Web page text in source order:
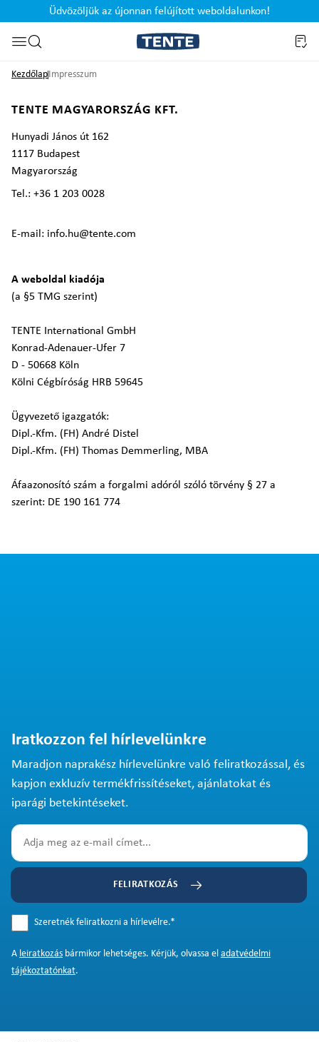
Ugrás a kereséshez
Üdvözöljük az újonnan felújított weboldalunkon!
KezdőlapImpresszum
TENTE MAGYARORSZÁG KFT.
Hunyadi János út 162
1117 Budapest
Magyarország
Tel.: +36 1 203 0028
E-mail: info.hu@tente.com
A weboldal kiadója
(a §5 TMG szerint)
TENTE International GmbH
Konrad-Adenauer-Ufer 7
D - 50668 Köln
Kölni Cégbíróság HRB 59645
Ügyvezető igazgatók:
Dipl.-Kfm. (FH) André Distel
Dipl.-Kfm. (FH) Thomas Demmerling, MBA
Áfaazonosító szám a forgalmi adóról szóló törvény § 27 a
szerint: DE 190 161 774
Iratkozzon fel hírlevelünkre
Maradjon naprakész hírlevelünkre való feliratkozással, és
kapjon exkluzív termékfrissítéseket, ajánlatokat és
iparági betekintéseket.
FELIRATKOZÁS
Szeretnék feliratkozni a hírlevélre.*
A leiratkozás bármikor lehetséges. Kérjük, olvassa el adatvédelmi
tájékoztatónkat.